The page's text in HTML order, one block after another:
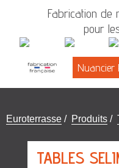
Fabrication de
pour
Nuancier
Vous
Euroterrasse / Produits /
TABLES